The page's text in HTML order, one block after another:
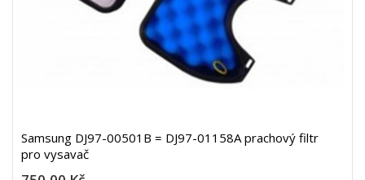
Samsung DJ97-00501B = DJ97-01158A prachový filtr
pro vysavač